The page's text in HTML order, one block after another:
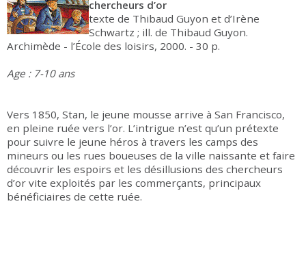
chercheurs d’or
texte de Thibaud Guyon et d’Irène
Schwartz ; ill. de Thibaud Guyon.
Archimède - l’École des loisirs, 2000. - 30 p.
Age : 7-10 ans
Vers 1850, Stan, le jeune mousse arrive à San Francisco,
en pleine ruée vers l’or. L’intrigue n’est qu’un prétexte
pour suivre le jeune héros à travers les camps des
mineurs ou les rues boueuses de la ville naissante et faire
découvrir les espoirs et les désillusions des chercheurs
d’or vite exploités par les commerçants, principaux
bénéficiaires de cette ruée.